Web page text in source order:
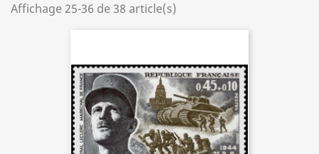
Affichage 25-36 de 38 article(s)